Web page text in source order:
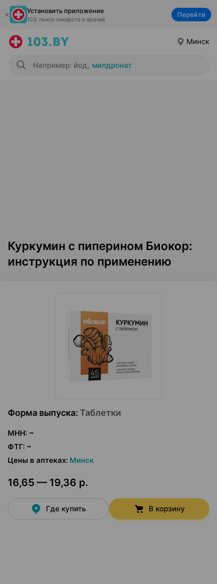
Установить приложение
103: поиск лекарств и врачей
Перейти
Минск
Например: йод, милдронат
Куркумин с пиперином Биокор:
инструкция по применению
Форма выпуска: Таблетки
МНН: ~
ФТГ: ~
Цены в аптеках: Минск
16,65 — 19,36 р.
Где купить В корзину